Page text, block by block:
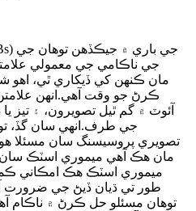
مان ڪنهن کي ڏيکاري ٿي، اهو
ڪرڻ جو وقت آهي.انهن
آئوٽ ۾ گم ٿيل تصويرون، ۽ تيز
جي طرف.انهي سان گڏ،
تصويري پروسيسنگ سان مسئلا
مان هڪ آهي ميموري اسٽڪ
ميموري اسٽڪ هڪ امڪاني
طور تي ڌيان ڏيڻ جي ضرورت
توهان مسئلو حل ڪرڻ ۾ ناڪام